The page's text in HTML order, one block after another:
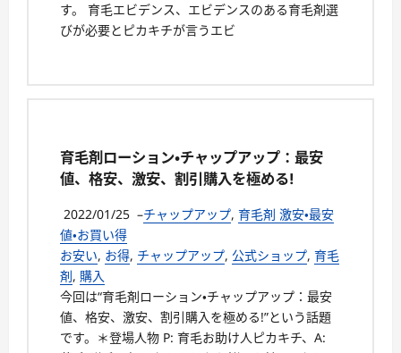
す。 育毛エビデンス、エビデンスのある育毛剤選
びが必要とピカキチが言うエビ
育毛剤ローション・チャップアップ：最安
値、格安、激安、割引購入を極める!
2022/01/25 –チャップアップ, 育毛剤 激安・最安
値・お買い得
お安い, お得, チャップアップ, 公式ショップ, 育毛
剤, 購入
今回は“育毛剤ローション・チャップアップ：最安
値、格安、激安、割引購入を極める!”という話題
です。＊登場人物 P: 育毛お助け人ピカキチ、A: